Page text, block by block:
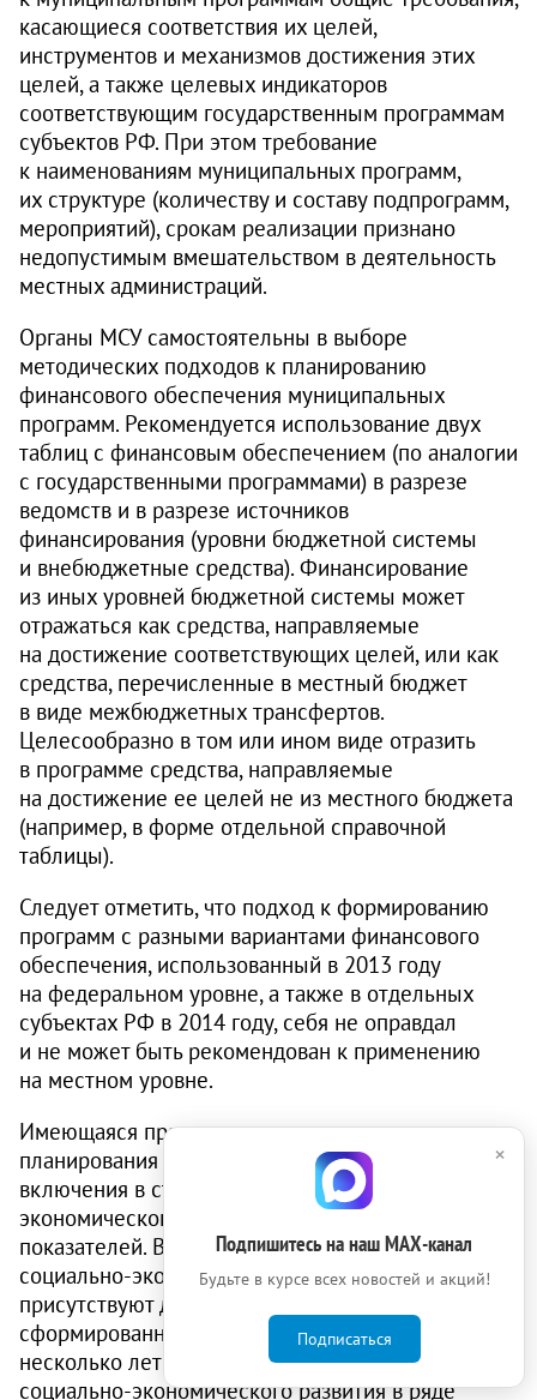
касающиеся соответствия их целей,
инструментов и механизмов достижения этих
целей, а также целевых индикаторов
соответствующим государственным программам
субъектов РФ. При этом требование
к наименованиям муниципальных программ,
их структуре (количеству и составу подпрограмм,
мероприятий), срокам реализации признано
недопустимым вмешательством в деятельность
местных администраций.
Органы МСУ самостоятельны в выборе
методических подходов к планированию
финансового обеспечения муниципальных
программ. Рекомендуется использование двух
таблиц с финансовым обеспечением (по аналогии
с государственными программами) в разрезе
ведомств и в разрезе источников
финансирования (уровни бюджетной системы
и внебюджетные средства). Финансирование
из иных уровней бюджетной системы может
отражаться как средства, направляемые
на достижение соответствующих целей, или как
средства, перечисленные в местный бюджет
в виде межбюджетных трансфертов.
Целесообразно в том или ином виде отразить
в программе средства, направляемые
на достижение ее целей не из местного бюджета
(например, в форме отдельной справочной
таблицы).
Следует отметить, что подход к формированию
программ с разными вариантами финансового
обес­печения, использованный в 2013 году
на федеральном уровне, а также в отдельных
субъектах РФ в 2014 году, себя не оправдал
и не может быть рекомендован к применению
на местном уровне.
Имеющаяся практика стратегического
планирования предоставляет ряд примеров
включения в стратегии социально-
экономического развития бюджетных
показателей. В комплексных программах
социально-экономического развития
присутствуют детальные таблицы,
сформированные на весь период либо на первые
несколько лет реализации. В стратегиях
социально-экономического развития в ряде
×
Подпишитесь на наш МАХ-канал
Будьте в курсе всех новостей и акций!
Подписаться